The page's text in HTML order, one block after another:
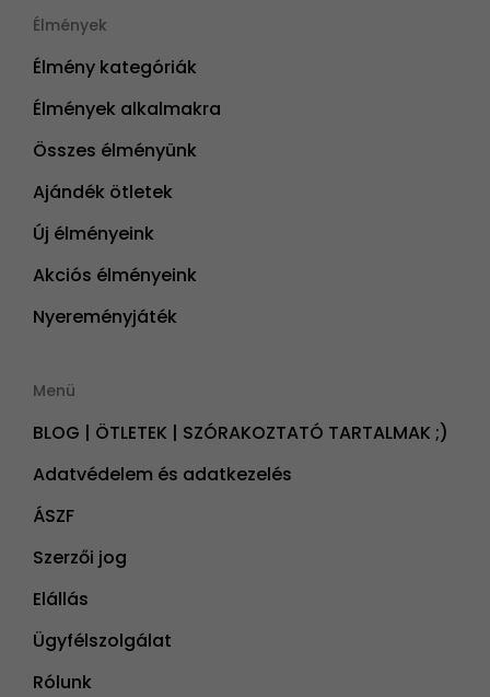
Élmények
Élmény kategóriák
Élmények alkalmakra
Összes élményünk
Ajándék ötletek
Új élményeink
Akciós élményeink
Nyereményjáték
Menü
BLOG | ÖTLETEK | SZÓRAKOZTATÓ TARTALMAK ;)
Adatvédelem és adatkezelés
ÁSZF
Szerzői jog
Elállás
Ügyfélszolgálat
Rólunk